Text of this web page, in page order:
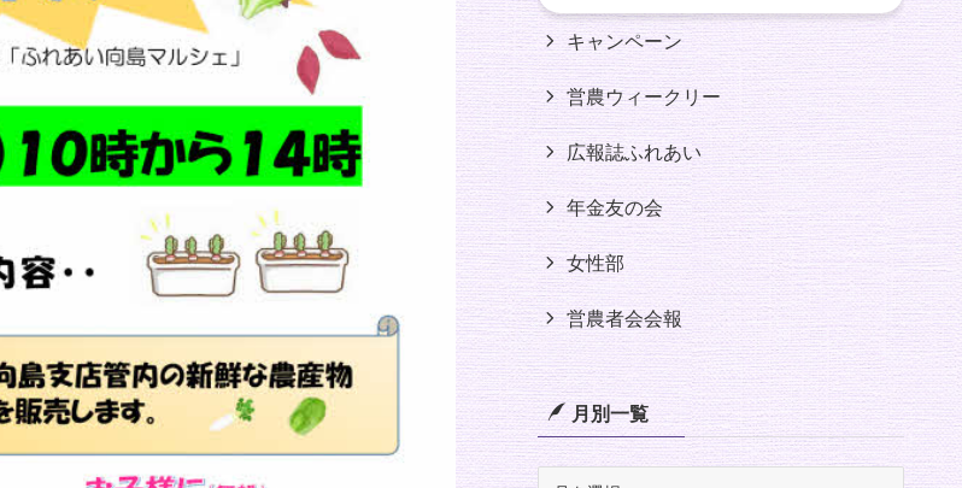
キャンペーン
営農ウィークリー
広報誌ふれあい
年金友の会
女性部
営農者会会報
月別一覧